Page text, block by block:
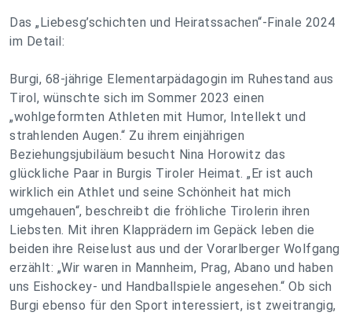
Das „Liebesg’schichten und Heiratssachen“-Finale 2024
im Detail:
Burgi, 68-jährige Elementarpädagogin im Ruhestand aus
Tirol, wünschte sich im Sommer 2023 einen
„wohlgeformten Athleten mit Humor, Intellekt und
strahlenden Augen.“ Zu ihrem einjährigen
Beziehungsjubiläum besucht Nina Horowitz das
glückliche Paar in Burgis Tiroler Heimat. „Er ist auch
wirklich ein Athlet und seine Schönheit hat mich
umgehauen“, beschreibt die fröhliche Tirolerin ihren
Liebsten. Mit ihren Klapprädern im Gepäck leben die
beiden ihre Reiselust aus und der Vorarlberger Wolfgang
erzählt: „Wir waren in Mannheim, Prag, Abano und haben
uns Eishockey- und Handballspiele angesehen.“ Ob sich
Burgi ebenso für den Sport interessiert, ist zweitrangig,